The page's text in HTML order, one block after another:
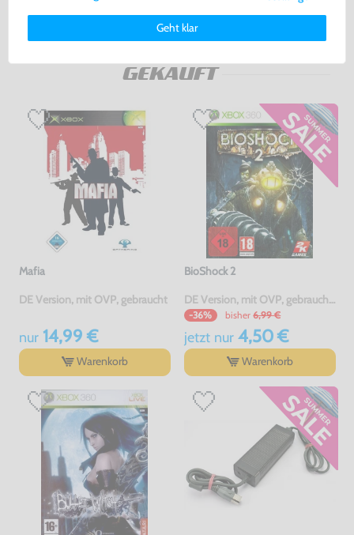
GEKAUFT
Mafia
DE Version, mit OVP, gebraucht
nur14,99 €
Warenkorb
BioShock 2
DE Version, mit OVP, gebraucht, USK18
-36% bisher 6,99 €
jetzt nur4,50 €
Warenkorb
Weitere Informationen zu den von uns verwendeten Cookies und
Deinen Rechten als Nutzer findest Du in unsererDaten­schutz­
Impressum.
Geht klar